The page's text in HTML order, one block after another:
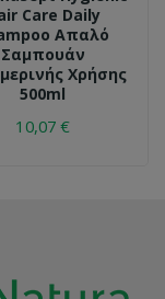
Care Daily
Απαλό
Σαμπουάν
Xρήσης
500ml
10,07 €